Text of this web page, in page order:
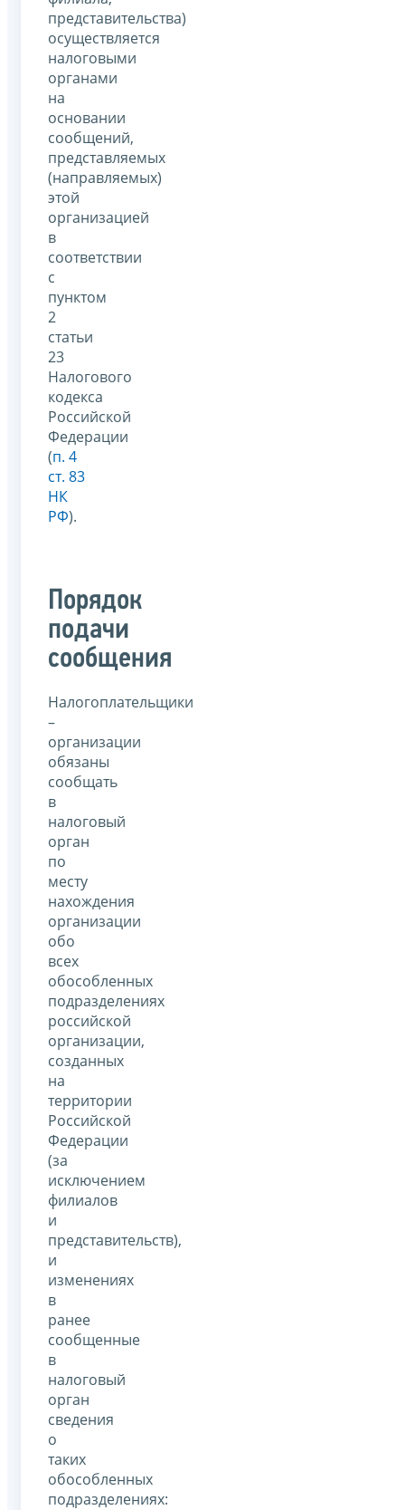
представительства)
осуществляется
налоговыми
органами
на
основании
сообщений,
представляемых
(направляемых)
этой
организацией
в
соответствии
с
пунктом
2
статьи
23
Налогового
кодекса
Российской
Федерации
(п. 4
ст. 83
НК
РФ).
Порядок
подачи
сообщения
Налогоплательщики
–
организации
обязаны
сообщать
в
налоговый
орган
по
месту
нахождения
организации
обо
всех
обособленных
подразделениях
российской
организации,
созданных
на
территории
Российской
Федерации
(за
исключением
филиалов
и
представительств),
и
изменениях
в
ранее
сообщенные
в
налоговый
орган
сведения
о
таких
обособленных
подразделениях: